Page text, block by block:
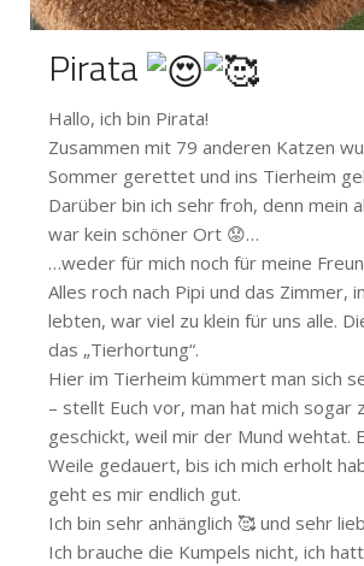
Pirata
Hallo, ich bin Pirata!
Zusammen mit 79 anderen Katzen
Sommer gerettet und ins Tierheim
Darüber bin ich sehr froh, denn mein
war kein schöner Ort 😟…
…weder für mich noch für meine
Alles roch nach Pipi und das Zimmer,
lebten, war viel zu klein für uns alle.
das „Tierhortung“.
Hier im Tierheim kümmert man sich
– stellt Euch vor, man hat mich sogar
geschickt, weil mir der Mund wehtat.
Weile gedauert, bis ich mich erholt
geht es mir endlich gut.
Ich bin sehr anhänglich 🥰 und sehr
Ich brauche die Kumpels nicht, ich